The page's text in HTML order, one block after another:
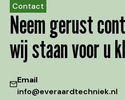
Contact
Neem gerust
wij staan voor u
Email
info@everaardtechniek.nl